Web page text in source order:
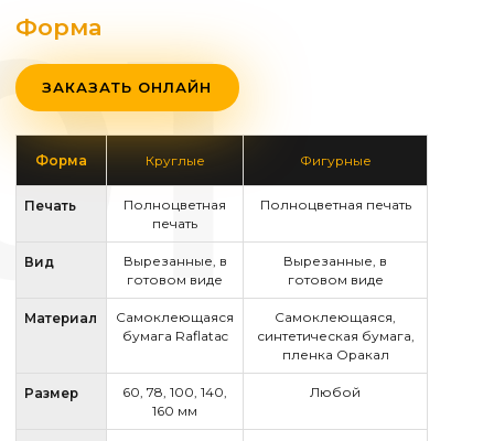
Форма
ЗАКАЗАТЬ ОНЛАЙН
Форма Круглые Фигурные
Печать
Полноцветная
печать
Полноцветная печать
Вид
Вырезанные, в
готовом виде
Вырезанные, в
готовом виде
Материал
Самоклеющаяся
бумага Raflatac
Самоклеющаяся,
синтетическая бумага,
пленка Оракал
Размер
60, 78, 100, 140,
160 мм
Любой